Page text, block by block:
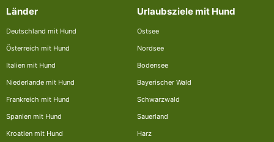
Länder
Deutschland mit Hund
Österreich mit Hund
Italien mit Hund
Niederlande mit Hund
Frankreich mit Hund
Spanien mit Hund
Kroatien mit Hund
Urlaubsziele mit Hund
Ostsee
Nordsee
Bodensee
Bayerischer Wald
Schwarzwald
Sauerland
Harz